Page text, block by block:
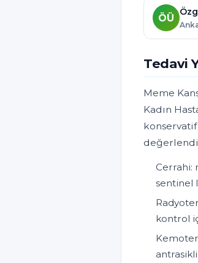
ÖÜ
Tedavi
Meme
Kadın
Cerrahi:
sentinel
kontrol